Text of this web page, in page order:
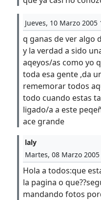
Jueves, 10 Marzo 2005
q ganas de ver algo
y la verdad a sido
aqeyos/as como yo
toda esa gente ,da
rememorar todos
todo cuando estas
ligado/a a este
ace grande
laly
Martes, 08 Marzo 2005
Hola a todos:que
la pagina o
mandando fotos